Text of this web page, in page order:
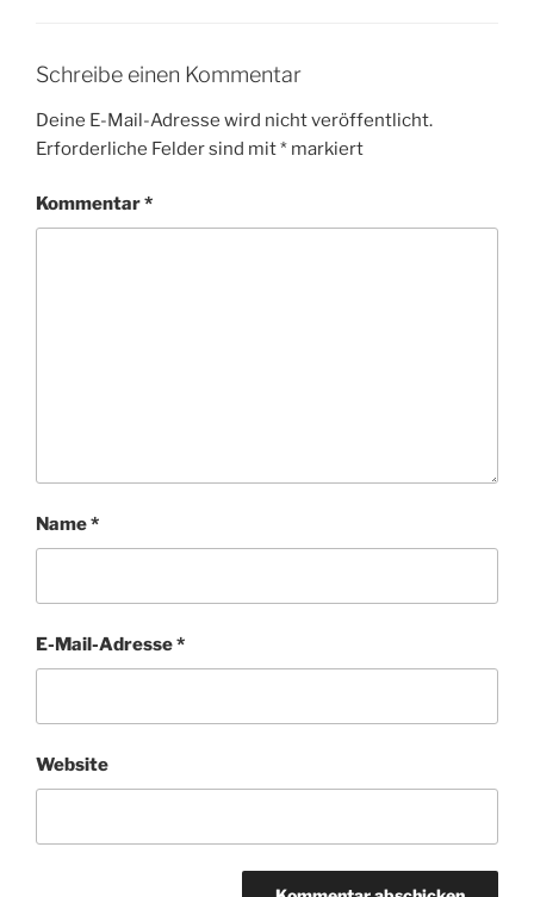
Schreibe einen Kommentar
Deine E-Mail-Adresse wird nicht veröffentlicht.
Erforderliche Felder sind mit* markiert
Kommentar*
Name*
E-Mail-Adresse*
Website